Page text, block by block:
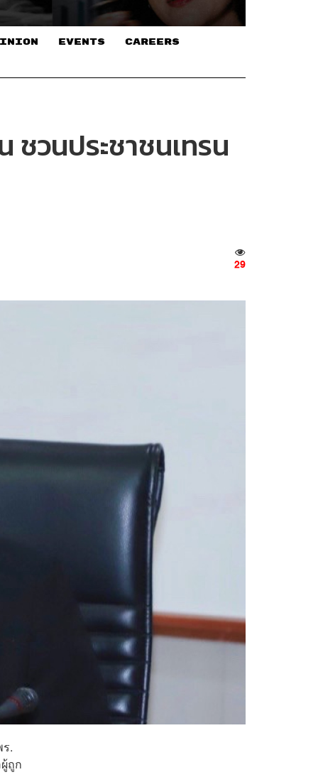
EVENTS CAREERS
วนประชาชนเทรน
29
.
ถูก